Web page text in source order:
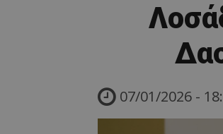
07/01/2026 -